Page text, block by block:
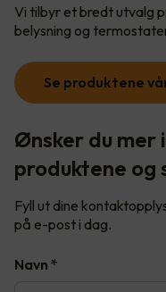
Vi tilbyr et bredt utvalg
belysning og
Se produktene
Ønsker du mer
produktene og
Fyll ut dine
på e-post i dag.
Navn *